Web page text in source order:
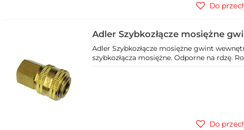
Do
Adler Szybkozłącze mosiężne
3/8" 3023.2
Adler Szybkozłącze mosiężne gwint
szybkozłącza mosiężne. Odporne na rdzę.
Do